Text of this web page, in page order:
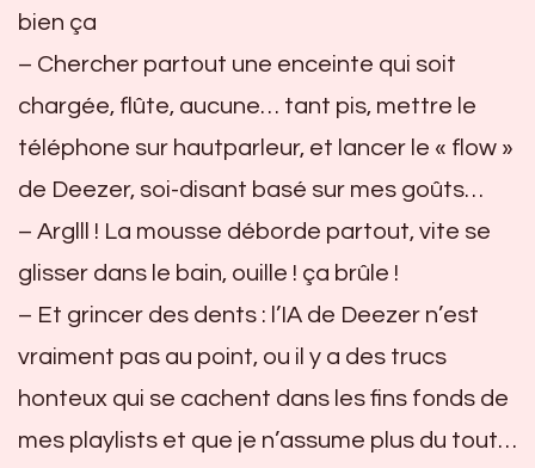
bien ça
– Chercher partout une enceinte qui soit
chargée, flûte, aucune… tant pis, mettre le
téléphone sur hautparleur, et lancer le « flow »
de Deezer, soi-disant basé sur mes goûts…
– Arglll ! La mousse déborde partout, vite se
glisser dans le bain, ouille ! ça brûle !
– Et grincer des dents : l’IA de Deezer n’est
vraiment pas au point, ou il y a des trucs
honteux qui se cachent dans les fins fonds de
mes playlists et que je n’assume plus du tout…